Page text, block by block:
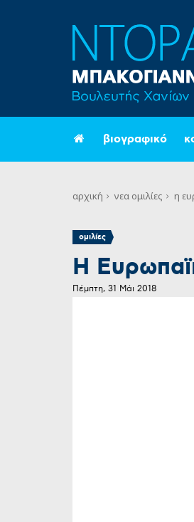
βιογραφικό
αρχική νεα ομιλίες η
ομιλίες
Η
Πέμπτη, 31 Μάι 2018